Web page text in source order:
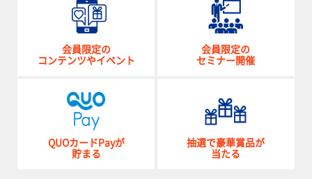
会員限定の
コンテンツやイベント
会員限定の
セミナー開催
QUOカードPayが
貯まる
抽選で豪華賞品が
当たる